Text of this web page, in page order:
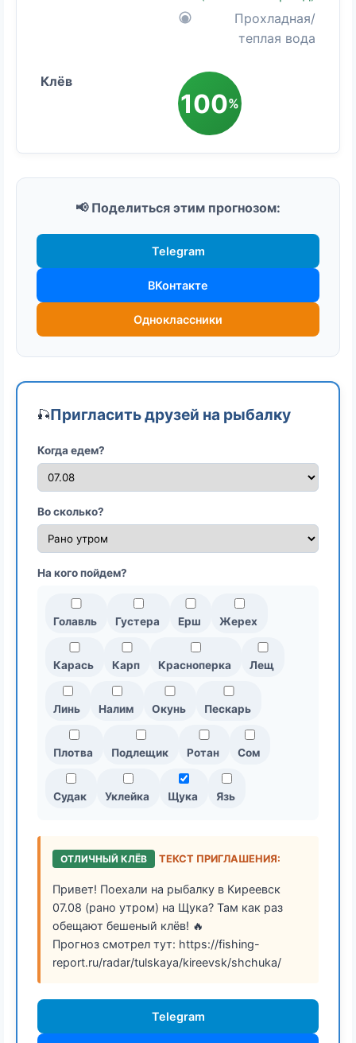
Прохладная/
теплая вода
100%
📢 Поделиться этим прогнозом:
Telegram
ВКонтакте
Одноклассники
🎣Пригласить друзей на рыбалку
Когда едем?
Во сколько?
На кого пойдем?
Голавль Густера Ерш Жерех
Карась Карп Красноперка Лещ
Линь Налим Окунь Пескарь
Плотва Подлещик Ротан Сом
Судак Уклейка Щука Язь
ОТЛИЧНЫЙ КЛЁВ ТЕКСТ ПРИГЛАШЕНИЯ:
Привет! Поехали на рыбалку в Киреевск
07.08 (рано утром) на Щука? Там как раз
обещают бешеный клёв! 🔥
Прогноз смотрел тут: https://fishing-
report.ru/radar/tulskaya/kireevsk/shchuka/
Telegram